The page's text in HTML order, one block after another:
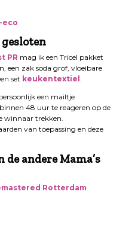
eco
PR mag ik een Tricel pakket
een zak soda grof, vloeibare
set keukentextiel .
een mailtje
48 uur te reageren op de
winnaar trekken.
van toepassing en deze
de andere Mama’s
Rotterdam